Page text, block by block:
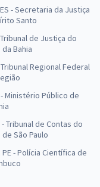
- Secretaria da Justiça
Santo
Tribunal de Justiça do
Bahia
Tribunal Regional Federal
- Ministério Público de
- Tribunal de Contas do
São Paulo
- Polícia Científica de